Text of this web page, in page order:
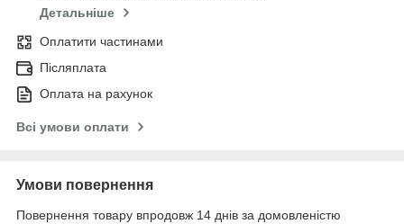
Детальніше
Оплатити частинами
Післяплата
Оплата на рахунок
Всі умови оплати
Умови повернення
Повернення товару впродовж 14 днів за домовленістю